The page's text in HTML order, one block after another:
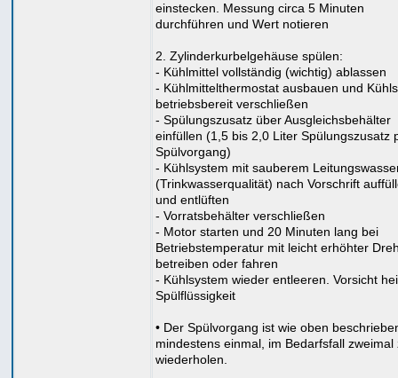
einstecken. Messung circa 5 Minuten
durchführen und Wert notieren
2. Zylinderkurbelgehäuse spülen:
- Kühlmittel vollständig (wichtig) ablassen
- Kühlmittelthermostat ausbauen und
betriebsbereit verschließen
- Spülungszusatz über Ausgleichsbehälter
einfüllen (1,5 bis 2,0 Liter Spülungszusatz
Spülvorgang)
- Kühlsystem mit sauberem
(Trinkwasserqualität) nach Vorschrift
und entlüften
- Vorratsbehälter verschließen
- Motor starten und 20 Minuten lang bei
Betriebstemperatur mit leicht erhöhter
betreiben oder fahren
- Kühlsystem wieder entleeren. Vorsicht
Spülflüssigkeit
• Der Spülvorgang ist wie oben
mindestens einmal, im Bedarfsfall zweimal
wiederholen.